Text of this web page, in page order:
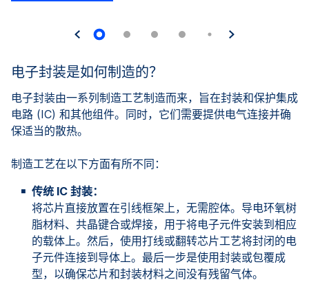
电子封装是如何制造的？
电子封装由一系列制造工艺制造而来，旨在封装和保护集成
电路 (IC) 和其他组件。同时，它们需要提供电气连接并确
保适当的散热。
制造工艺在以下方面有所不同：
传统 IC 封装：
将芯片直接放置在引线框架上，无需腔体。导电环氧树
脂材料、共晶键合或焊接，用于将电子元件安装到相应
的载体上。然后，使用打线或翻转芯片工艺将封闭的电
子元件连接到导体上。最后一步是使用封装或包覆成
型，以确保芯片和封装材料之间没有残留气体。